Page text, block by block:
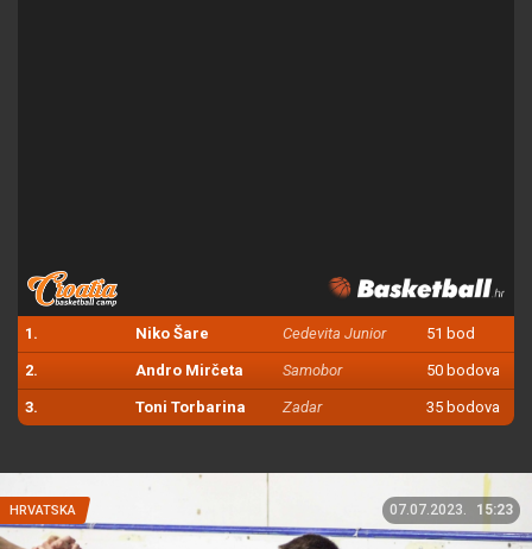
1. Niko Šare Cedevita Junior 51 bod
2. Andro Mirčeta Samobor 50 bodova
3. Toni Torbarina Zadar 35 bodova
HRVATSKA 07.07.2023. 15:23